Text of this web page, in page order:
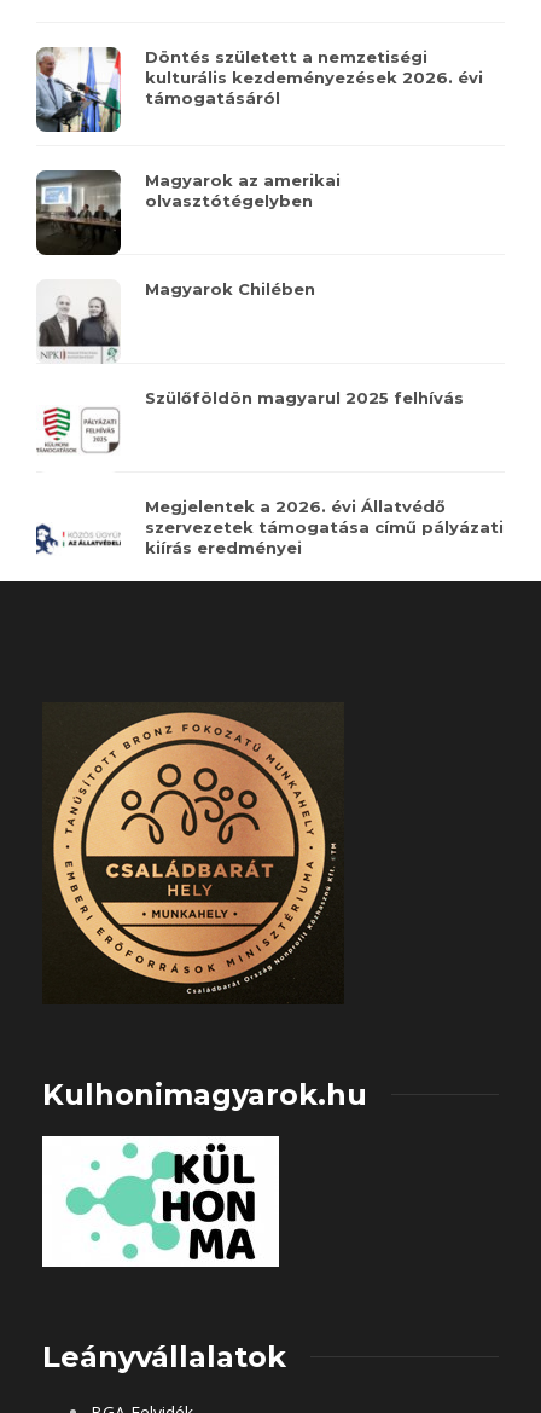
Döntés született a nemzetiségi
kulturális kezdeményezések 2026. évi
támogatásáról
Magyarok az amerikai
olvasztótégelyben
Magyarok Chilében
Szülőföldön magyarul 2025 felhívás
Megjelentek a 2026. évi Állatvédő
szervezetek támogatása című pályázati
kiírás eredményei
Kulhonimagyarok.hu
Leányvállalatok